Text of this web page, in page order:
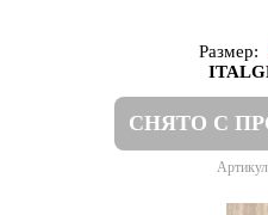
Размер:
СНЯТО С